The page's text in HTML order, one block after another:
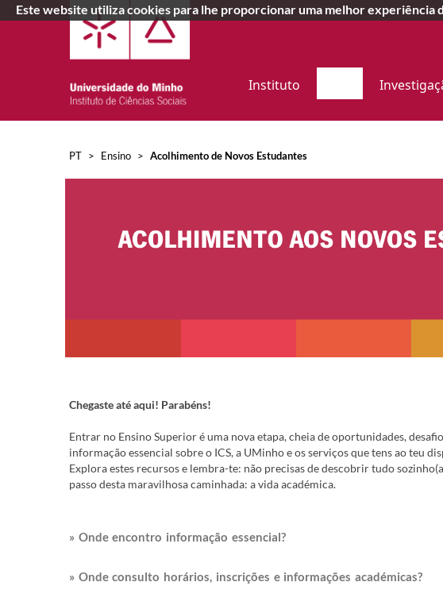
Instituto
PT > Ensino > Acolhimento de Novos Estudantes
Chegaste até aqui! Parabéns!
Entrar no Ensino Superior é uma nova etapa, cheia de oportunidades,
informação essencial sobre o ICS, a UMinho e os serviços que tens ao teu
Explora estes recursos e lembra-te: não precisas de descobrir tudo
passo desta maravilhosa caminhada: a vida académica.
» Onde encontro informação essencial?
» Onde consulto horários, inscrições e informações académicas?
Este website utiliza cookies para lhe proporcionar uma melhor experiência